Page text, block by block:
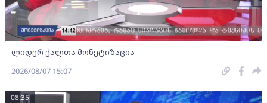
ლიდერ ქალთა მონეტიზაცია
2026/08/07 15:07
08:35